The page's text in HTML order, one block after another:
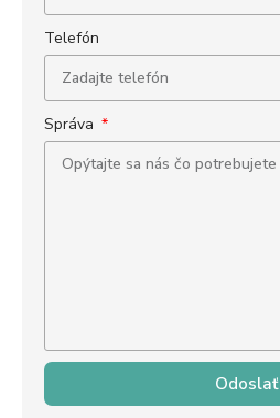
Telefón
Správa
Odoslať